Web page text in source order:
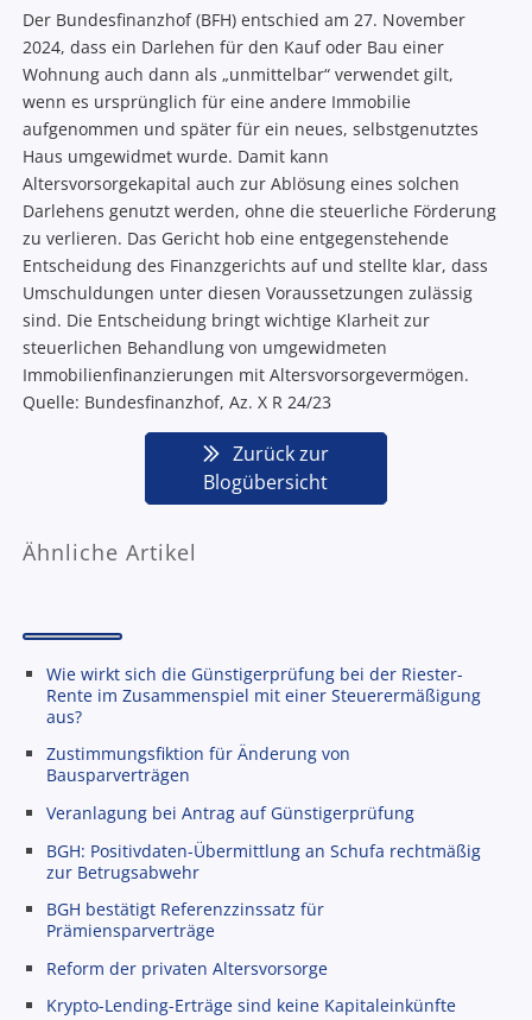
Der Bundesfinanzhof (BFH) entschied am 27. November
2024, dass ein Darlehen für den Kauf oder Bau einer
Wohnung auch dann als „unmittelbar“ verwendet gilt,
wenn es ursprünglich für eine andere Immobilie
aufgenommen und später für ein neues, selbstgenutztes
Haus umgewidmet wurde. Damit kann
Altersvorsorgekapital auch zur Ablösung eines solchen
Darlehens genutzt werden, ohne die steuerliche Förderung
zu verlieren. Das Gericht hob eine entgegenstehende
Entscheidung des Finanzgerichts auf und stellte klar, dass
Umschuldungen unter diesen Voraussetzungen zulässig
sind. Die Entscheidung bringt wichtige Klarheit zur
steuerlichen Behandlung von umgewidmeten
Immobilienfinanzierungen mit Altersvorsorgevermögen.
Quelle: Bundesfinanzhof, Az. X R 24/23
Zurück zur
Blogübersicht
Ähnliche Artikel
Wie wirkt sich die Günstigerprüfung bei der Riester-
Rente im Zusammenspiel mit einer Steuerermäßigung
aus?
Zustimmungsfiktion für Änderung von
Bausparverträgen
Veranlagung bei Antrag auf Günstigerprüfung
BGH: Positivdaten-Übermittlung an Schufa rechtmäßig
zur Betrugsabwehr
BGH bestätigt Referenzzinssatz für
Prämiensparverträge
Reform der privaten Altersvorsorge
Krypto-Lending-Erträge sind keine Kapitaleinkünfte